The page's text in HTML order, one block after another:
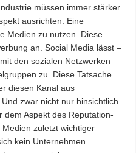
müssen immer stärker
ausrichten. Eine
Medien zu nutzen. Diese
an. Social Media lässt –
den sozialen Netzwerken –
zu. Diese Tatsache
diesen Kanal aus
zwar nicht nur hinsichtlich
dem Aspekt des Reputation-
zuletzt wichtiger
kein Unternehmen